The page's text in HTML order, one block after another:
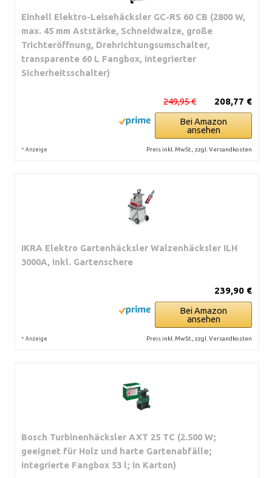
Einhell Elektro-Leisehäcksler GC-RS 60 CB (2800 W,
max. 45 mm Aststärke, Schneidwalze, große
Trichteröffnung, Drehrichtungsumschalter,
transparente 60 L Fangbox, integrierter
Sicherheitsschalter)
208,77 €
249,95 €
Bei Amazon
ansehen
* Anzeige Preis inkl. MwSt., zzgl. Versandkosten
IKRA Elektro Gartenhäcksler Walzenhäcksler ILH
3000A, inkl. Gartenschere
239,90 €
Bei Amazon
ansehen
* Anzeige Preis inkl. MwSt., zzgl. Versandkosten
Bosch Turbinenhäcksler AXT 25 TC (2.500 W;
geeignet für Holz und harte Gartenabfälle;
integrierte Fangbox 53 l; in Karton)